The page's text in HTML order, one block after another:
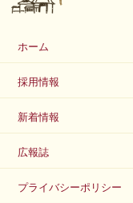
ホーム
採用情報
新着情報
広報誌
プライバシーポリシー